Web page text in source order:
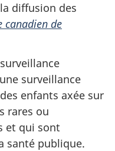
diffusion des
canadien de
surveillance
enfants axée sur
rares ou
et qui sont
santé publique.